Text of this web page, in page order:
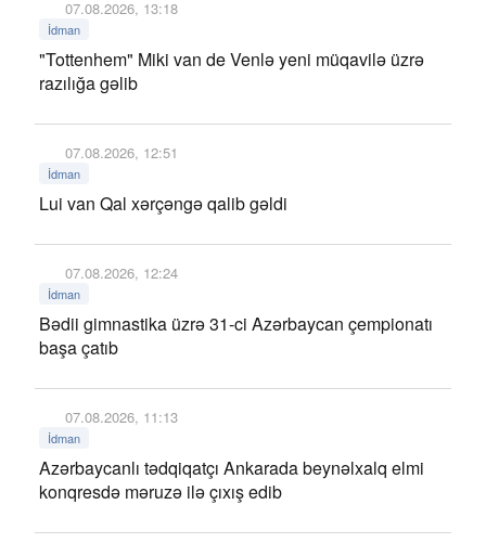
07.08.2026, 13:18
İdman
"Tottenhem" Miki van de Venlə yeni müqavilə üzrə
razılığa gəlib
07.08.2026, 12:51
İdman
Lui van Qal xərçəngə qalib gəldi
07.08.2026, 12:24
İdman
Bədii gimnastika üzrə 31-ci Azərbaycan çempionatı
başa çatıb
07.08.2026, 11:13
İdman
Azərbaycanlı tədqiqatçı Ankarada beynəlxalq elmi
konqresdə məruzə ilə çıxış edib